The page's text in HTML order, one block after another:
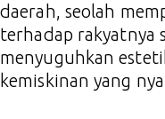
daerah, seolah
terhadap rakyatnya
menyuguhkan
kemiskinan yang